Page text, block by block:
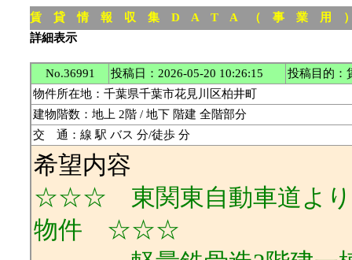
賃 貸 情 報 収 集 D A T A （ 事 業 用
詳細表示
No.36991 投稿日：2026-05-20 10:26:15
投稿目的：
物件所在地：千葉県千葉市花見川区柏井町
建物階数：地上 2階 / 地下 階建 全階部分
交 通：線 駅 バス 分/徒歩 分
希望内容
☆☆☆ 東関東自動車道より
物件 ☆☆☆